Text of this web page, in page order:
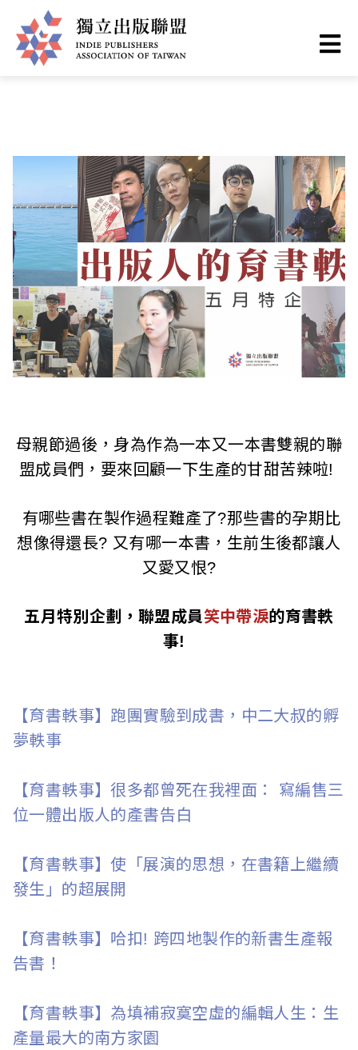
to
main
d
i
e
P
u
b
l
h
r
s
c
a
t
o
n
o
T
You
are
Home ❯ 出版現場
母親節過後，身為作為一本又一本書雙親的聯
盟成員們，要來回顧一下生產的甘甜苦辣啦!
有哪些書在製作過程難產了?那些書的孕期比
想像得還長? 又有哪一本書，生前生後都讓人
又愛又恨?
五月特別企劃，聯盟成員笑中帶淚的育書軼
事!
【育書軼事】跑團實驗到成書，中二大叔的孵
夢軼事
【育書軼事】很多都曾死在我裡面： 寫編售三
位一體出版人的產書告白
【育書軼事】使「展演的思想，在書籍上繼續
發生」的超展開
【育書軼事】哈扣! 跨四地製作的新書生產報
告書！
【育書軼事】為填補寂寞空虛的編輯人生：生
產量最大的南方家園